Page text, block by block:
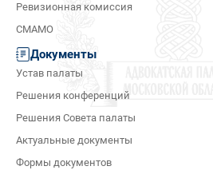
Ревизионная комиссия
СМАМО
Документы
Устав палаты
Решения конференций
Решения Совета палаты
Актуальные документы
Формы документов